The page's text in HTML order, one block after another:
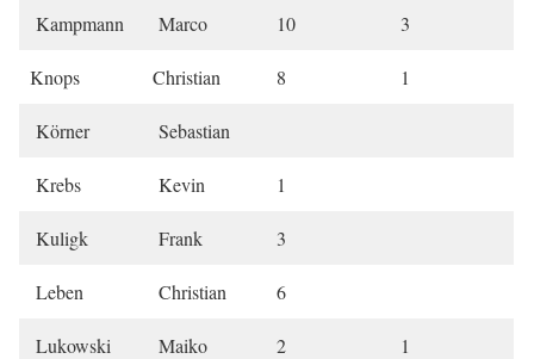
Kampmann Marco 10 3
Knops Christian 8 1
Körner Sebastian
Krebs Kevin 1
Kuligk Frank 3
Leben Christian 6
Lukowski Maiko 2 1